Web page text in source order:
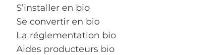
S’installer en bio
Se convertir en bio
La réglementation bio
Aides producteurs bio